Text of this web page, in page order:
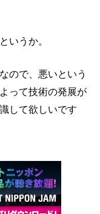
いうか。
ので、悪いという
って技術の発展が
して欲しいです